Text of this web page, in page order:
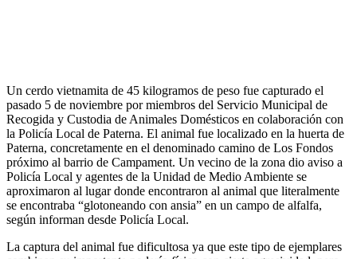
Un cerdo vietnamita de 45 kilogramos de peso fue capturado el
pasado 5 de noviembre por miembros del Servicio Municipal de
Recogida y Custodia de Animales Domésticos en colaboración con
la Policía Local de Paterna. El animal fue localizado en la huerta de
Paterna, concretamente en el denominado camino de Los Fondos
próximo al barrio de Campament. Un vecino de la zona dio aviso a
Policía Local y agentes de la Unidad de Medio Ambiente se
aproximaron al lugar donde encontraron al animal que literalmente
se encontraba “glotoneando con ansia” en un campo de alfalfa,
según informan desde Policía Local.
La captura del animal fue dificultosa ya que este tipo de ejemplares